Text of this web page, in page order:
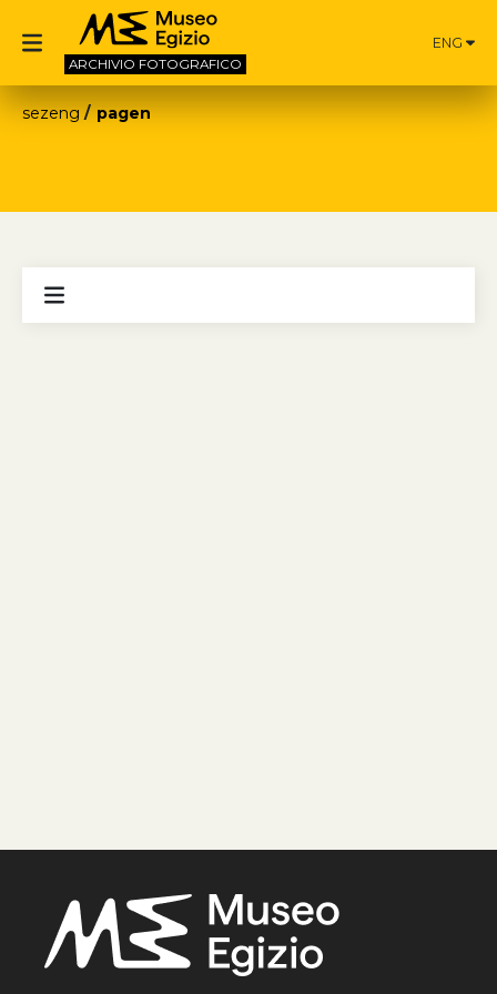
ARCHIVIO FOTOGRAFICO
ENG
sezeng pagen